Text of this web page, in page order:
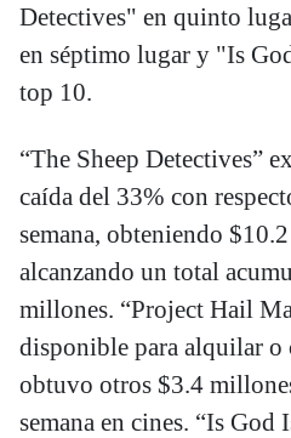
Detectives" en quinto
en séptimo lugar y "Is
top 10.
“The Sheep Detectives”
caída del 33% con
semana, obteniendo
alcanzando un total
millones. “Project Hail
disponible para alquilar o
obtuvo otros $3.4
semana en cines. “Is God